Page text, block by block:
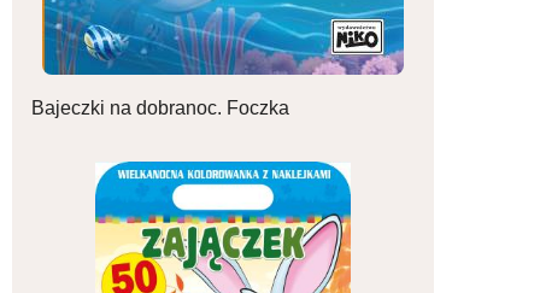
Bajeczki na dobranoc. Foczka